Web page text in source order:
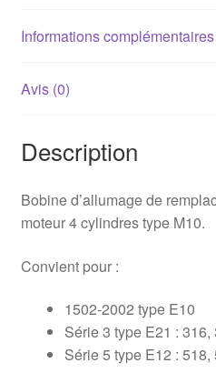
Informations complémentaires
Avis (0)
Description
Bobine d’allumage de
moteur 4 cylindres type M10.
Convient pour :
1502-2002 type E10
Série 3 type E21 :
Série 5 type E12 :